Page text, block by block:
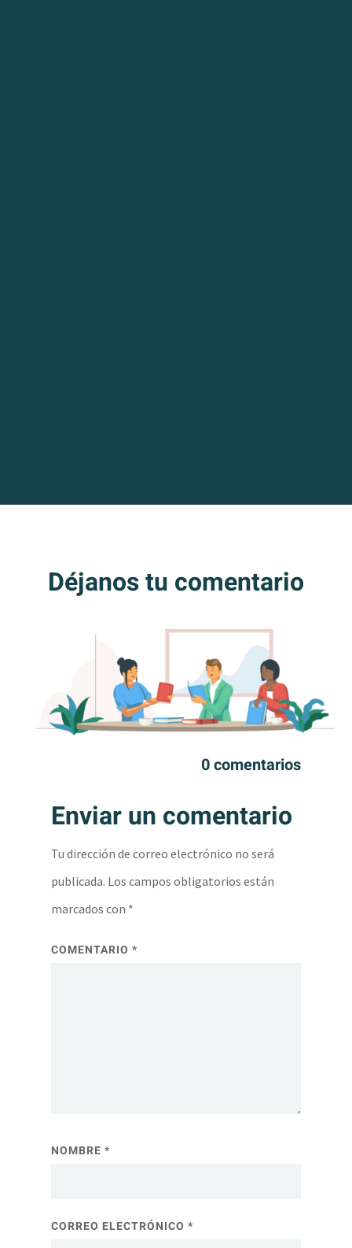
Déjanos tu comentario
0 comentarios
Enviar un comentario
Tu dirección de correo electrónico no será
publicada. Los campos obligatorios están
marcados con *
COMENTARIO *
NOMBRE *
CORREO ELECTRÓNICO *